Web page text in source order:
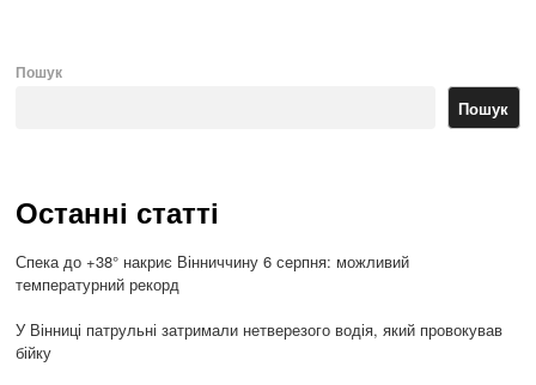
Пошук
Пошук
Останні статті
Спека до +38° накриє Вінниччину 6 серпня: можливий
температурний рекорд
У Вінниці патрульні затримали нетверезого водія, який провокував
бійку